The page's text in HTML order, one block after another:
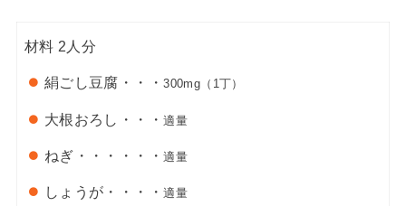
材料 2人分
絹ごし豆腐・・・300mg（1丁）
大根おろし・・・適量
ねぎ・・・・・・適量
しょうが・・・・適量